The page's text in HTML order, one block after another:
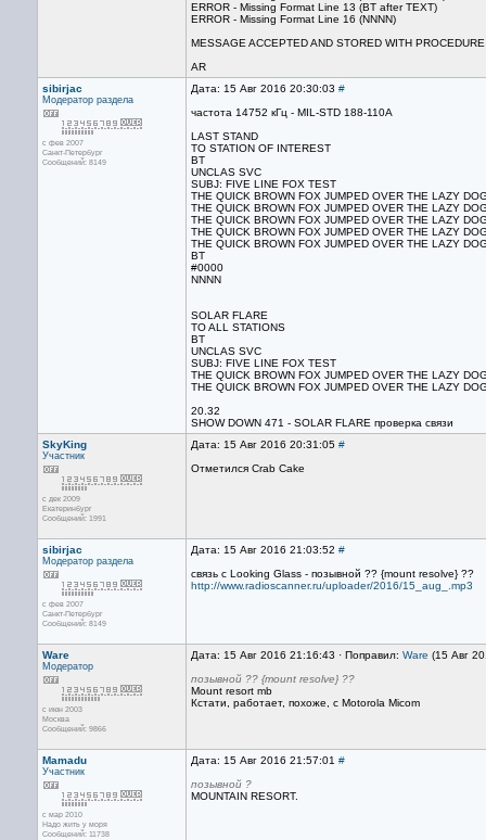
ERROR - Missing Format Line 13 (BT after TEXT)
ERROR - Missing Format Line 16 (NNNN)
MESSAGE ACCEPTED AND STORED WITH
AR
sibirjac
Модератор раздела
с фев 2007
Санкт-Петербург
Сообщений: 8149
Дата: 15 Авг 2016 20:30:03 #
частота 14752 кГц - MIL-STD 188-110A
LAST STAND
TO STATION OF INTEREST
BT
UNCLAS SVC
SUBJ: FIVE LINE FOX TEST
THE QUICK BROWN FOX JUMPED OVER THE LAZY
THE QUICK BROWN FOX JUMPED OVER THE LAZY
THE QUICK BROWN FOX JUMPED OVER THE LAZY
THE QUICK BROWN FOX JUMPED OVER THE LAZY
THE QUICK BROWN FOX JUMPED OVER THE LAZY
BT
#0000
NNNN
SOLAR FLARE
TO ALL STATIONS
BT
UNCLAS SVC
SUBJ: FIVE LINE FOX TEST
THE QUICK BROWN FOX JUMPED OVER THE LAZY
THE QUICK BROWN FOX JUMPED OVER THE LAZY
20.32
SHOW DOWN 471 - SOLAR FLARE проверка связи
SkyKing
Участник
с дек 2009
Екатеринбург
Сообщений: 1991
Дата: 15 Авг 2016 20:31:05 #
Отметился Crab Cake
sibirjac
Модератор раздела
с фев 2007
Санкт-Петербург
Сообщений: 8149
Дата: 15 Авг 2016 21:03:52 #
связь с Looking Glass - позывной ?? {mount resolve} ??
http://www.radioscanner.ru/uploader/2016/15_aug_.mp3
Ware
Модератор
с июн 2003
Москва
Сообщений: 9866
Дата: 15 Авг 2016 21:16:43 · Поправил: Ware (15 Авг
позывной ?? {mount resolve} ??
Mount resort mb
Кстати, работает, похоже, с Motorola Micom
Mamadu
Участник
с мар 2010
Надо жить у моря
Сообщений: 11738
Дата: 15 Авг 2016 21:57:01 #
позывной ?
MOUNTAIN RESORT.